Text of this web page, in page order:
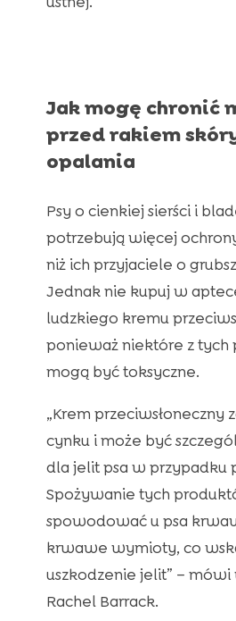
Jak mogę chronić
przed rakiem
opalania
Psy o cienkiej sierści i
potrzebują więcej
niż ich przyjaciele o
Jednak nie kupuj w
ludzkiego kremu
ponieważ niektóre z
mogą być toksyczne.
„Krem przeciwsłoneczny
cynku i może być
dla jelit psa w przypadku
Spożywanie tych
spowodować u psa
krwawe wymioty, co
uszkodzenie jelit” –
Rachel Barrack.